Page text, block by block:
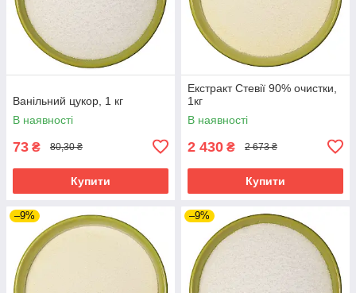
Ванільний цукор, 1 кг
В наявності
73 ₴ 80,30 ₴
Купити
Екстракт Стевії 90% очистки,
1кг
В наявності
2 430 ₴ 2 673 ₴
Купити
–9% –9%